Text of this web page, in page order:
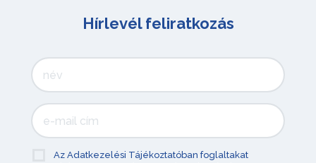
Hírlevél feliratkozás
Az Adatkezelési Tájékoztatóban foglaltakat